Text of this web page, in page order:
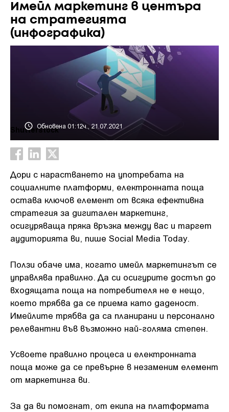
Имейл маркетинг в центъра
на стратегията
(инфографика)
Обновена 01:12ч., 21.07.2021
Shutterstock
Дори с нарастването на употребата на
социалните платформи, електронната поща
остава ключов елемент от всяка ефективна
стратегия за дигитален маркетинг,
осигуряваща пряка връзка между вас и таргет
аудиторията ви, пише Social Media Today.
Ползи обаче има, когато имейл маркетингът се
управлява правилно. Да си осигурите достъп до
входящата поща на потребителя не е нещо,
което трябва да се приема като даденост.
Имейлите трябва да са планирани и персонално
релевантни във възможно най-голяма степен.
Усвоете правилно процеса и електронната
поща може да се превърне в незаменим елемент
от маркетинга ви.
За да ви помогнат, от екипа на платформата